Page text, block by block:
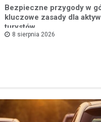
Bezpieczne przygody w
kluczowe zasady dla
turystów
8 sierpnia 2026